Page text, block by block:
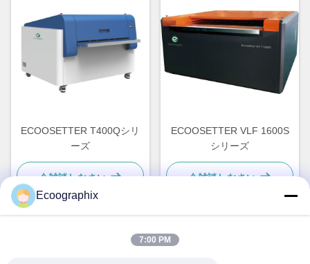
ECOOSETTER T400Qシリ
ーズ
今雑談しなさい
ECOOSETTER VLF 1600S
シリーズ
今雑談しなさい
Ecoographix
7:00 PM